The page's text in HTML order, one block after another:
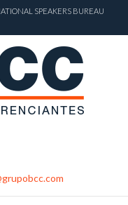
SPEAKERS BUREAU